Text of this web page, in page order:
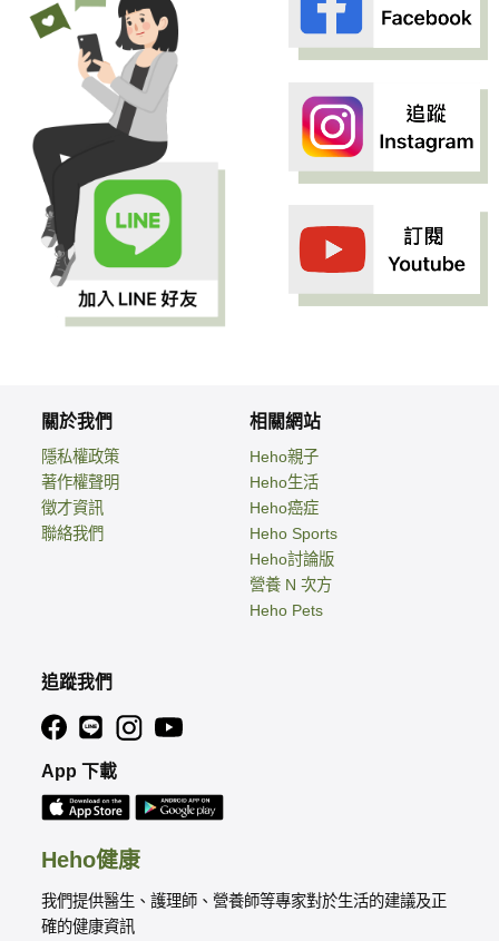
Heho健康
我們提供醫生、護理師、營養師等專家對於生活的建議及正
確的健康資訊
關於我們
隱私權政策
著作權聲明
徵才資訊
聯絡我們
相關網站
Heho親子
Heho生活
Heho癌症
Heho Sports
Heho討論版
營養 N 次方
Heho Pets
追蹤我們
App 下載